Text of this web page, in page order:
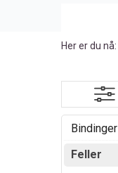
Her er du nå:
Bindinger
Feller